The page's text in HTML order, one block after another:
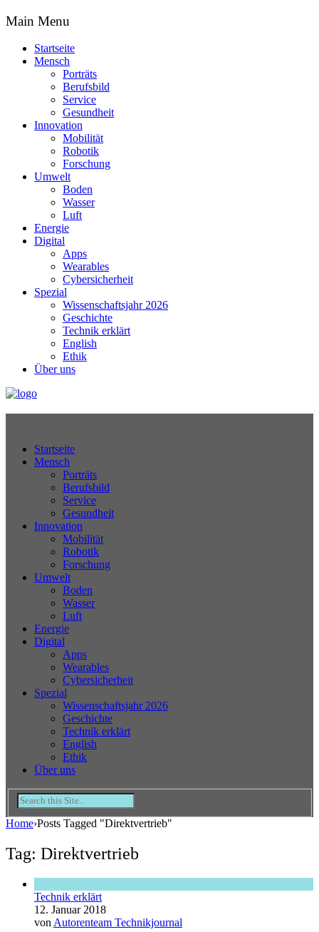
Main Menu
Startseite
Mensch
Porträts
Berufsbild
Service
Gesundheit
Innovation
Mobilität
Robotik
Forschung
Umwelt
Boden
Wasser
Luft
Energie
Digital
Apps
Wearables
Cybersicherheit
Spezial
Wissenschaftsjahr 2026
Geschichte
Technik erklärt
English
Ethik
Über uns
Startseite
Mensch
Porträts
Berufsbild
Service
Gesundheit
Innovation
Mobilität
Robotik
Forschung
Umwelt
Boden
Wasser
Luft
Energie
Digital
Apps
Wearables
Cybersicherheit
Spezial
Wissenschaftsjahr 2026
Geschichte
Technik erklärt
English
Ethik
Über uns
Home›Posts Tagged "Direktvertrieb"
Tag: Direktvertrieb
Technik erklärt
12. Januar 2018
von Autorenteam Technikjournal